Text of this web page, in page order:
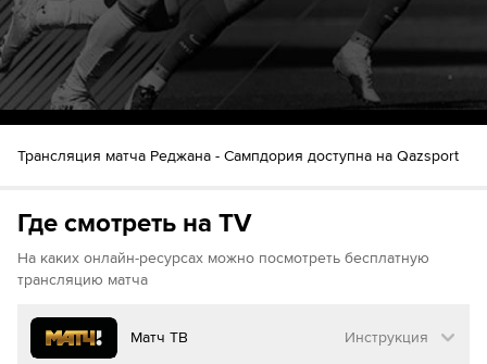
Мбайе Ньянг
Джузеппе Сибилли
Реми Уден
Антонио Вергара
85´
Маноло Портанова
Леонардо Бенедетти
Трансляция матча Реджана - Сампдория доступна на Qazsport
Где смотреть на TV
На каких онлайн-ресурсах можно посмотреть бесплатную
трансляцию матча
Матч ТВ Инструкция